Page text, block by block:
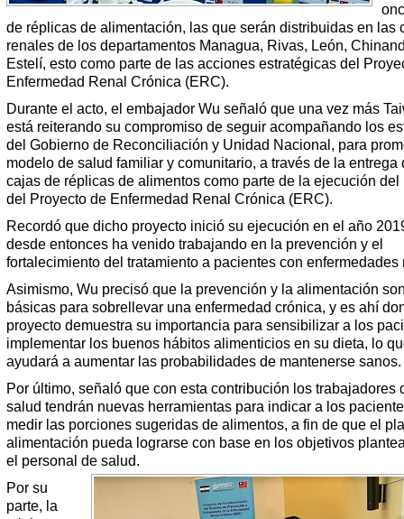
de réplicas de alimentación, las que serán distribuidas en las
renales de los departamentos Managua, Rivas, León,
Estelí, esto como parte de las acciones estratégicas del
Enfermedad Renal Crónica (ERC).
Durante el acto, el embajador Wu señaló que una vez más
está reiterando su compromiso de seguir acompañando los
del Gobierno de Reconciliación y Unidad Nacional, para
modelo de salud familiar y comunitario, a través de la entrega
cajas de réplicas de alimentos como parte de la ejecución del
del Proyecto de Enfermedad Renal Crónica (ERC).
Recordó que dicho proyecto inició su ejecución en el año
desde entonces ha venido trabajando en la prevención y el
fortalecimiento del tratamiento a pacientes con enfermedades
Asimismo, Wu precisó que la prevención y la alimentación
básicas para sobrellevar una enfermedad crónica, y es ahí
proyecto demuestra su importancia para sensibilizar a los
implementar los buenos hábitos alimenticios en su dieta, lo
ayudará a aumentar las probabilidades de mantenerse sanos.
Por último, señaló que con esta contribución los trabajadores
salud tendrán nuevas herramientas para indicar a los
medir las porciones sugeridas de alimentos, a fin de que el
alimentación pueda lograrse con base en los objetivos
el personal de salud.
Por su
parte, la